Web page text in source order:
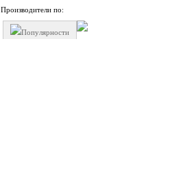
Производители по:
Популярности